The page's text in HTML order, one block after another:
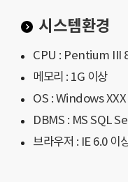
시스템환경
CPU : Pentium III
메모리 : 1G 이상
OS : Windows
DBMS : MS SQL
브라우저 : IE 6.0 이